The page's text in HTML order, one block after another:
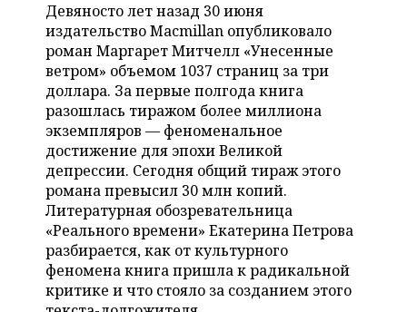
ОТКРЫТАЯ ЛЕКЦИЯ
БАСКЕТБОЛ
ВОЛЕЙБОЛ
КИБЕРСПОРТ
ФИГУРНОЕ КАТАНИЕ
ВОДНЫЕ ВИДЫ СПОРТА
ХОККЕЙ С МЯЧОМ
ИНФРАСТРУКТУРА
ИСТОРИЯ
КУЛЬТУРА
МЕДИЦИНА
ОБРАЗОВАНИЕ
ПРОИСШЕСТВИЯ
СПРАВОЧНИК
СПИСОК ПЕРСОН
СПИСОК КОМПАНИЙ
ПОЛНАЯ ВЕРСИЯ
Девяносто лет назад 30 июня
издательство Macmillan опубликовало
роман Маргарет Митчелл «Унесенные
ветром» объемом 1037 страниц за три
доллара. За первые полгода книга
разошлась тиражом более миллиона
экземпляров — феноменальное
достижение для эпохи Великой
депрессии. Сегодня общий тираж этого
романа превысил 30 млн копий.
Литературная обозревательница
«Реального времени» Екатерина Петрова
разбирается, как от культурного
феномена книга пришла к радикальной
критике и что стояло за созданием этого